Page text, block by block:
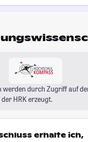
werden durch Zugriff auf
der HRK erzeugt.
erhalte ich,